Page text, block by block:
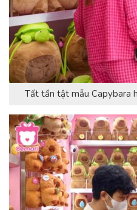
Tất tần tật mẫu Capybara